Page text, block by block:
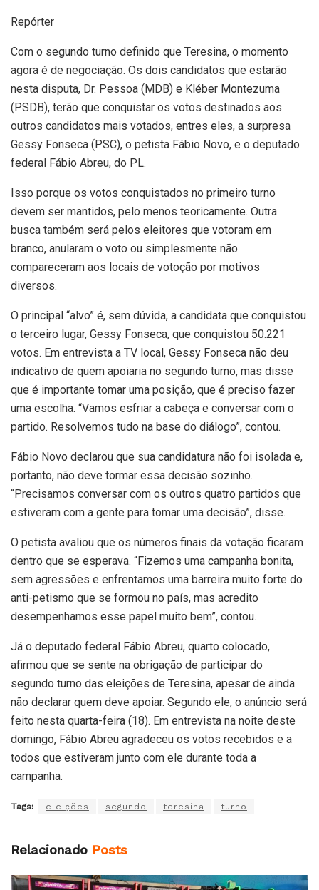
Repórter
Com o segundo turno definido que Teresina, o momento
agora é de negociação. Os dois candidatos que estarão
nesta disputa, Dr. Pessoa (MDB) e Kléber Montezuma
(PSDB), terão que conquistar os votos destinados aos
outros candidatos mais votados, entres eles, a surpresa
Gessy Fonseca (PSC), o petista Fábio Novo, e o deputado
federal Fábio Abreu, do PL.
Isso porque os votos conquistados no primeiro turno
devem ser mantidos, pelo menos teoricamente. Outra
busca também será pelos eleitores que votoram em
branco, anularam o voto ou simplesmente não
compareceram aos locais de votoção por motivos
diversos.
O principal “alvo” é, sem dúvida, a candidata que conquistou
o terceiro lugar, Gessy Fonseca, que conquistou 50.221
votos. Em entrevista a TV local, Gessy Fonseca não deu
indicativo de quem apoiaria no segundo turno, mas disse
que é importante tomar uma posição, que é preciso fazer
uma escolha. “Vamos esfriar a cabeça e conversar com o
partido. Resolvemos tudo na base do diálogo”, contou.
Fábio Novo declarou que sua candidatura não foi isolada e,
portanto, não deve tormar essa decisão sozinho.
“Precisamos conversar com os outros quatro partidos que
estiveram com a gente para tomar uma decisão”, disse.
O petista avaliou que os números finais da votação ficaram
dentro que se esperava. “Fizemos uma campanha bonita,
sem agressões e enfrentamos uma barreira muito forte do
anti-petismo que se formou no país, mas acredito
desempenhamos esse papel muito bem”, contou.
Já o deputado federal Fábio Abreu, quarto colocado,
afirmou que se sente na obrigação de participar do
segundo turno das eleições de Teresina, apesar de ainda
não declarar quem deve apoiar. Segundo ele, o anúncio será
feito nesta quarta-feira (18). Em entrevista na noite deste
domingo, Fábio Abreu agradeceu os votos recebidos e a
todos que estiveram junto com ele durante toda a
campanha.
Tags: eleições segundo teresina turno
Relacionado Posts